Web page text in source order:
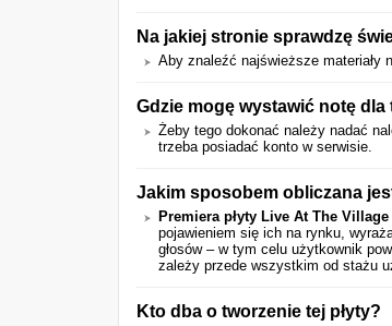
Na jakiej stronie sprawdzę
Aby znaleźć najświeższe materiały
Gdzie mogę wystawić notę dla
Żeby tego dokonać należy nadać
trzeba posiadać konto w serwisie.
Jakim sposobem obliczana
Premiera płyty Live At The
pojawieniem się ich na rynku,
głosów – w tym celu użytkownik
zależy przede wszystkim od stażu
Kto dba o tworzenie tej płyty?